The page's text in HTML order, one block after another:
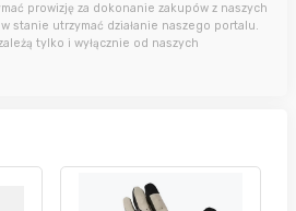
prowizję za dokonanie zakupów z naszych
stanie utrzymać działanie naszego portalu.
tylko i wyłącznie od naszych